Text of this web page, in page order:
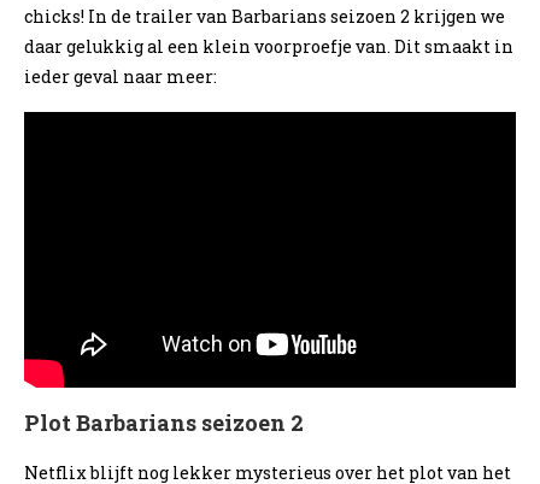
chicks! In de trailer van Barbarians seizoen 2 krijgen we
daar gelukkig al een klein voorproefje van. Dit smaakt in
ieder geval naar meer:
Plot Barbarians seizoen 2
Netflix blijft nog lekker mysterieus over het plot van het